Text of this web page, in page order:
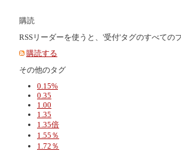
購読
RSSリーダーを使うと、'受付'タグのすべて
購読する
その他のタグ
0.15%
0.35
1.00
1.35
1.35倍
1.55％
1.72％